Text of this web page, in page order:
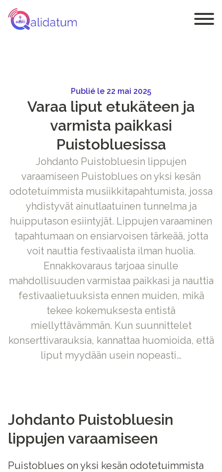
Publié le 22 mai 2025
Varaa liput etukäteen ja
varmista paikkasi
Puistobluesissa
Johdanto Puistobluesin lippujen
varaamiseen Puistoblues on yksi kesän
odotetuimmista musiikkitapahtumista, jossa
yhdistyvät ainutlaatuinen tunnelma ja
huipputason esiintyjät. Lippujen varaaminen
tapahtumaan on ensiarvoisen tärkeää, jotta
voit nauttia festivaalista ilman huolia.
Ennakkovaraus tarjoaa sinulle
mahdollisuuden varmistaa paikkasi ja nauttia
festivaalietuuksista ennen muiden, mikä
tekee kokemuksesta entistä
miellyttävämmän. Kun suunnittelet
konserttivarauksia, kannattaa huomioida, että
liput myydään usein nopeasti…
Johdanto Puistobluesin
lippujen varaamiseen
Puistoblues on yksi kesän odotetuimmista